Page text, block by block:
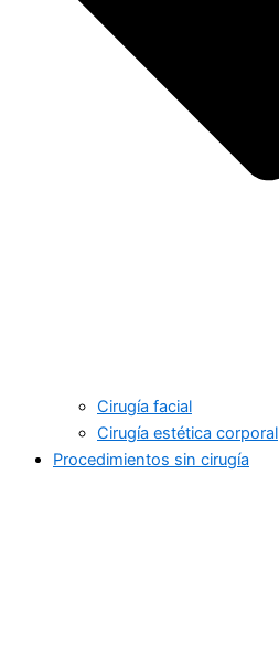
Cirugía facial
Cirugía estética corporal
Procedimientos sin cirugía